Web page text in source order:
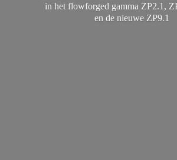
in het flowforged gamma ZP2.1,
en denieuwe ZP9.1